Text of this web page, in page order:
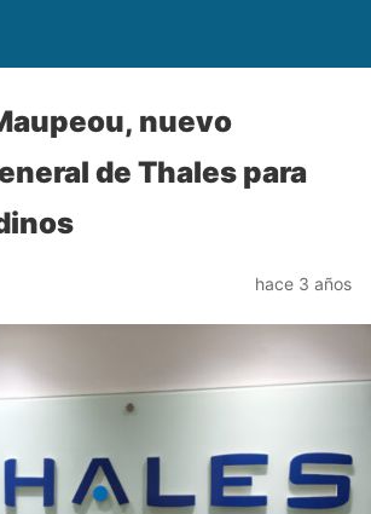
nuevo
de Thales para
hace 3 años